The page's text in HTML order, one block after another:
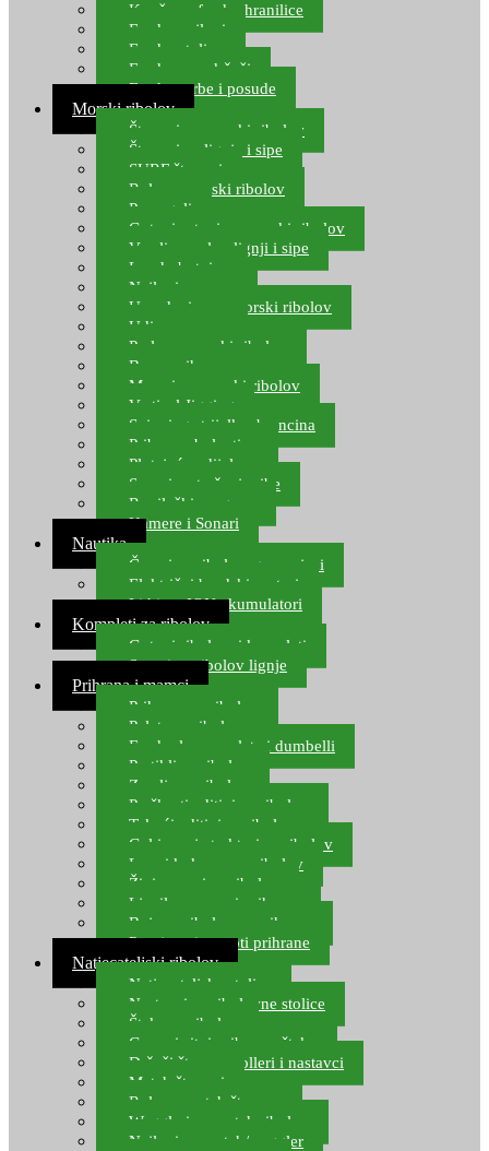
Kopče za feeder hranilice
Feeder najloni
Feeder stolice
Feeder arm držači
Feeder torbe i posude
Morski ribolov
Štapovi za morski ribolov
Štapovi za lignje i sipe
SURF štapovi
Role za morski ribolov
Parangali
Gotovi setovi za morski ribolov
Varalice za lov lignji i sipe
Lov hobotnice
Najloni za more
Upredenice za morski ribolov
Udice za more
Perle za morski ribolov
Brum prihrana za more
Mamci za morski ribolov
Vertical Jigging
Spinning strijelke, brancina
Pribor za bolentino
Plutajuća odijela
Sonari za traženje ribe
Ronilački program
Kamere i Sonari
Nautika
Čamci za ribolov, gumenjaci
Električni brodski motori
Lithium ION akumulatori
Kompleti za ribolov
Gotovi ribolovni kompleti
Setovi za ribolov lignje
Prihrana i mamci
Prihrana za ribolov
Pelete za ribolov
Feeder lovne pelete i dumbelli
Partikli za ribolov
Zemlja za ribolov
Praškasti aditivi za ribolov
Tekući aditivi za ribolov
Gel i sprej atraktori za ribolov
Lovni kukuruz za ribolov
Živi mamci za ribolov
Ljepilo za crve i prihranu
Boje za ribolovnu prihranu
Provjereni recepti prihrane
Natjecateljski ribolov
Natjecateljske stolice
Nastavci za ribolovne stolice
Šteke za ribolov
Gume i sitni pribor za šteku
Držači štapova rolleri i nastavci
Match štapovi
Role za match štapove
Waggleri za match ribolov
Najloni za match/waggler